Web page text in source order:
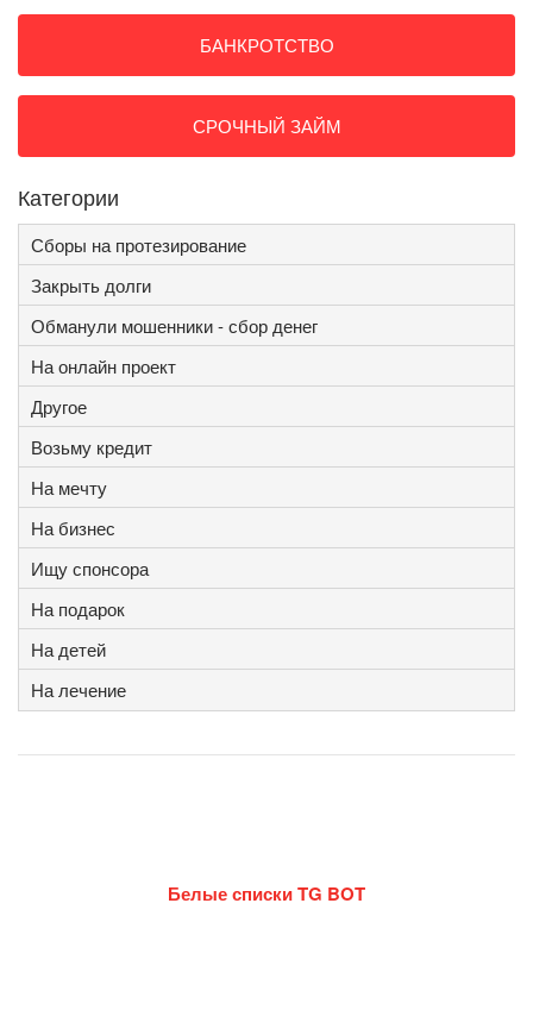
БАНКРОТСТВО
СРОЧНЫЙ ЗАЙМ
Категории
Сборы на протезирование
Закрыть долги
Обманули мошенники - сбор денег
На онлайн проект
Другое
Возьму кредит
На мечту
На бизнес
Ищу спонсора
На подарок
На детей
На лечение
Белые списки TG BOT